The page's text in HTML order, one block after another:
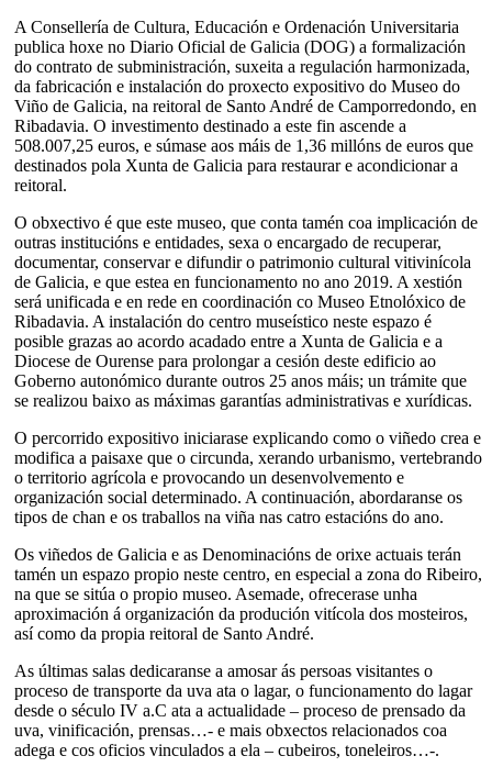
A Consellería de Cultura, Educación e Ordenación Universitaria
publica hoxe no Diario Oficial de Galicia (DOG) a formalización
do contrato de subministración, suxeita a regulación harmonizada,
da fabricación e instalación do proxecto expositivo do Museo do
Viño de Galicia, na reitoral de Santo André de Camporredondo, en
Ribadavia. O investimento destinado a este fin ascende a
508.007,25 euros, e súmase aos máis de 1,36 millóns de euros que
destinados pola Xunta de Galicia para restaurar e acondicionar a
reitoral.
O obxectivo é que este museo, que conta tamén coa implicación de
outras institucións e entidades, sexa o encargado de recuperar,
documentar, conservar e difundir o patrimonio cultural vitivinícola
de Galicia, e que estea en funcionamento no ano 2019. A xestión
será unificada e en rede en coordinación co Museo Etnolóxico de
Ribadavia. A instalación do centro museístico neste espazo é
posible grazas ao acordo acadado entre a Xunta de Galicia e a
Diocese de Ourense para prolongar a cesión deste edificio ao
Goberno autonómico durante outros 25 anos máis; un trámite que
se realizou baixo as máximas garantías administrativas e xurídicas.
O percorrido expositivo iniciarase explicando como o viñedo crea e
modifica a paisaxe que o circunda, xerando urbanismo, vertebrando
o territorio agrícola e provocando un desenvolvemento e
organización social determinado. A continuación, abordaranse os
tipos de chan e os traballos na viña nas catro estacións do ano.
Os viñedos de Galicia e as Denominacións de orixe actuais terán
tamén un espazo propio neste centro, en especial a zona do Ribeiro,
na que se sitúa o propio museo. Asemade, ofrecerase unha
aproximación á organización da produción vitícola dos mosteiros,
así como da propia reitoral de Santo André.
As últimas salas dedicaranse a amosar ás persoas visitantes o
proceso de transporte da uva ata o lagar, o funcionamento do lagar
desde o século IV a.C ata a actualidade – proceso de prensado da
uva, vinificación, prensas…- e mais obxectos relacionados coa
adega e cos oficios vinculados a ela – cubeiros, toneleiros…-.